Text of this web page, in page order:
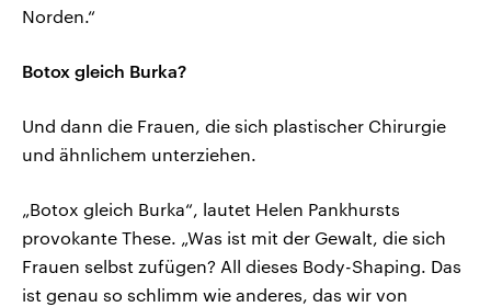
Norden.“
Botox gleich Burka?
Und dann die Frauen, die sich plastischer Chirurgie
und ähnlichem unterziehen.
„Botox gleich Burka“, lautet Helen Pankhursts
provokante These. „Was ist mit der Gewalt, die sich
Frauen selbst zufügen? All dieses Body-Shaping. Das
ist genau so schlimm wie anderes, das wir von